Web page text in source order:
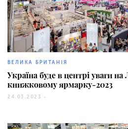
ВЕЛИКА БРИТАНІЯ
Україна буде в центрі уваги
книжковому ярмарку-2023
24.03.2023 -